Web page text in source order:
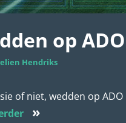
op
Hendriks
of niet, wedden op
»